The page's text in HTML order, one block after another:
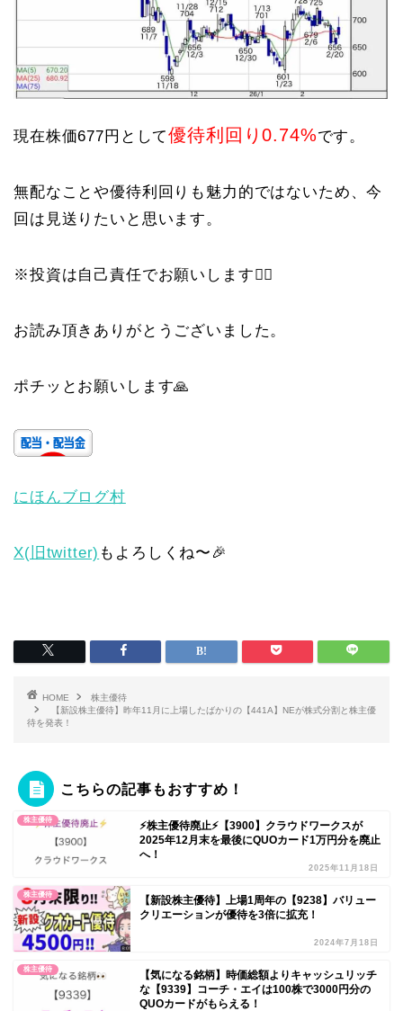
現在株価677円として優待利回り0.74%です。
無配なことや優待利回りも魅力的ではないため、今
回は見送りたいと思います。
※投資は自己責任でお願いします🙇‍♀️
お読み頂きありがとうございました。
ポチッとお願いします🙏
にほんブログ村
X(旧twitter) もよろしくね〜🎉
HOME
株主優待
【新設株主優待】昨年11月に上場したばかりの【441A】NEが株式分割と株主優
待を発表！
こちらの記事もおすすめ！
株主優待
⚡️株主優待廃止⚡️【3900】クラウドワークスが
2025年12月末を最後にQUOカード1万円分を廃止
へ！
2025年11月18日
株主優待
【新設株主優待】上場1周年の【9238】バリュー
クリエーションが優待を3倍に拡充！
2024年7月18日
株主優待
【気になる銘柄】時価総額よりキャッシュリッチ
な【9339】コーチ・エイは100株で3000円分の
QUOカードがもらえる！